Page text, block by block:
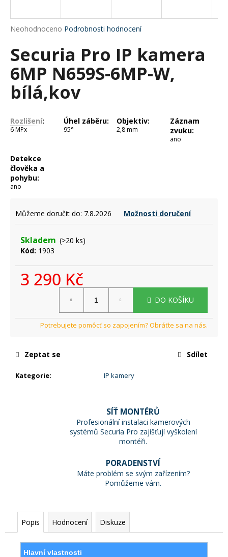
Průměrné
produktu
je
0,0
z
5
hvězdiček.
Neohodnoceno Podrobnosti hodnocení
Securia Pro IP kamera
6MP N659S-6MP-W,
bílá,kov
Rozlišení:
6 MPx
Úhel záběru:
95°
Objektiv:
2,8 mm
Záznam
zvuku:
ano
Detekce
člověka a
pohybu:
ano
Můžeme doručit do: 7.8.2026 Možnosti doručení
Skladem (>20 ks)
Kód: 1903
3 290 Kč
DO KOŠÍKU
Kategorie: IP kamery
Zeptat se Sdílet
SÍŤ MONTÉRŮ
Profesionální instalaci kamerových
systémů Securia Pro zajišťují vyškolení
montéři.
PORADENSTVÍ
Máte problém se svým zařízením?
Pomůžeme vám.
Popis Hodnocení Diskuze
Hlavní vlastnosti
j
t
?
HLEDAT
D
o
p
u
e